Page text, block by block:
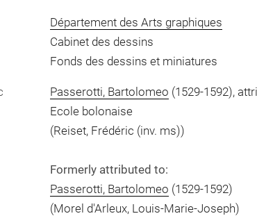
Département des Arts graphiques
Cabinet des dessins
Fonds des dessins et miniatures
Passerotti, Bartolomeo (1529-1592),
Ecole bolonaise
(Reiset, Frédéric (inv. ms))
Formerly attributed to:
Passerotti, Bartolomeo (1529-1592)
(Morel d'Arleux, Louis-Marie-Joseph)